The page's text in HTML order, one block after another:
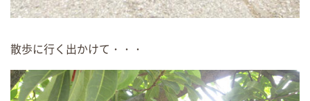
散歩に行く出かけて・・・